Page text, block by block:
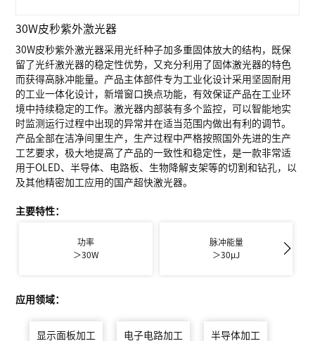
30W皮秒紫外激光器
30W皮秒紫外激光器采用光纤种子加多重固体放大的结构，既保
留了光纤激光器的稳定性优势，又充分利用了固体激光器的特色
而获得高脉冲能量。产品主体部件专为工业化设计采用坚固耐用
的工业一体化设计，新增窗口换点功能，有效保证产品在工业环
境中持续稳定的工作。激光器内部装有多个监控，可以智能地实
时监测运行过程中出现的异常并在适当范围内做出有利的调节。
产品全部在洁净间里生产，生产过程中严格按照国外先进的生产
工艺要求，极大地提高了产品的一致性和稳定性，是一款非常适
用于OLED、半导体、电路板、生物降解支架等的切割和钻孔，以
及其他精密加工应用的国产超快激光器。
主要特性：
功率
＞30W
脉冲能量
＞30μJ
应用领域：
显示面板加工 电子电路加工 半导体加工